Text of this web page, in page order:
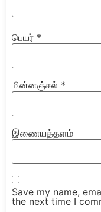
பெயர் *
மின்னஞ்சல் *
இணையத்தளம்
Save my name,
the next time I